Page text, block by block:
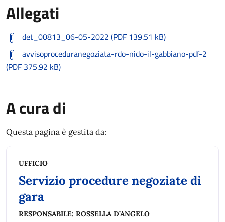
Allegati
det_00813_06-05-2022 (PDF 139.51 kB)
avvisoproceduranegoziata-rdo-nido-il-gabbiano-pdf-2
(PDF 375.92 kB)
A cura di
Questa pagina è gestita da:
UFFICIO
Servizio procedure negoziate di
gara
RESPONSABILE: ROSSELLA D’ANGELO